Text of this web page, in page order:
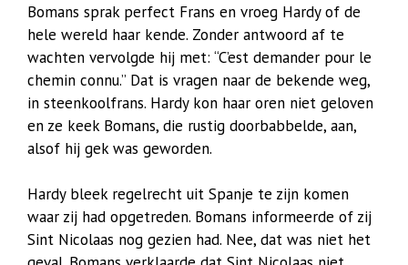
Bomans sprak perfect Frans en vroeg Hardy of de
hele wereld haar kende. Zonder antwoord af te
wachten vervolgde hij met: “C’est demander pour le
chemin connu.” Dat is vragen naar de bekende weg,
in steenkoolfrans. Hardy kon haar oren niet geloven
en ze keek Bomans, die rustig doorbabbelde, aan,
alsof hij gek was geworden.
Hardy bleek regelrecht uit Spanje te zijn komen
waar zij had opgetreden. Bomans informeerde of zij
Sint Nicolaas nog gezien had. Nee, dat was niet het